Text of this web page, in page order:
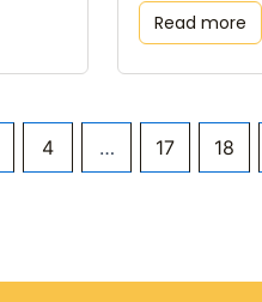
Read more
4 … 17 18